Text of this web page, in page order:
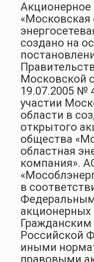
«Московская
создано на
Московской
19.07.2005 №
участии
области в
открытого
общества
областная
компания».
в
акционерных
Российской
иными
правовыми